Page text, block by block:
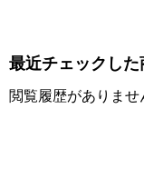
最近チェックした
閲覧履歴がありませ